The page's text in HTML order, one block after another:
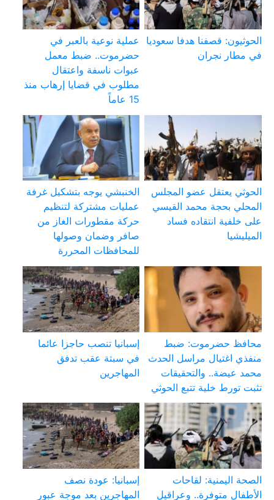
الحوثيون: قصفنا هدفا سعوديا
في مطار نجران
عملية نوعية بالعبر في
حضرموت.. ضبط معمل
عبوات ناسفة واعتقال
مطلوب في قضايا إرهاب منذ
15 عاماً
الحوثي يعتقل عضو المجلس
المحلي بحجة محمد القيسي
على خلفية انتقاده فساد
الميليشيا
الخنبشي يوجه بتشكيل غرفة
عمليات مشتركة لتنظيم
حركة مقطورات الغاز من
صافر وضمان وصولها
للمحافظات المحررة
محافظ حضرموت: ضبط
منفذي اغتيال مراسل الحدث
محمد عيضة.. والتحقيقات
تثبت تورط خلية تتبع الحوثي
إسبانيا تنصب حاجزا عائما
في سبتة عقب تدفق
المهاجرين
الصحة اليمنية: لقاحات
الأطفال متوفرة.. وعراقيل
إسبانيا: عودة نصف
المهاجرين بعد موجة عبور